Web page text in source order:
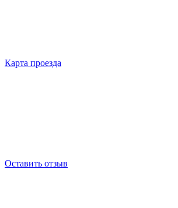
Карта проезда
Оставить отзыв